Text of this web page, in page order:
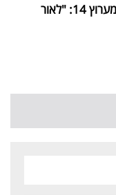
מגי טביבי נפרדת מערוץ 14: "לאור